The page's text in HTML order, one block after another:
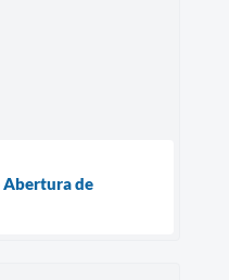
Abertura de